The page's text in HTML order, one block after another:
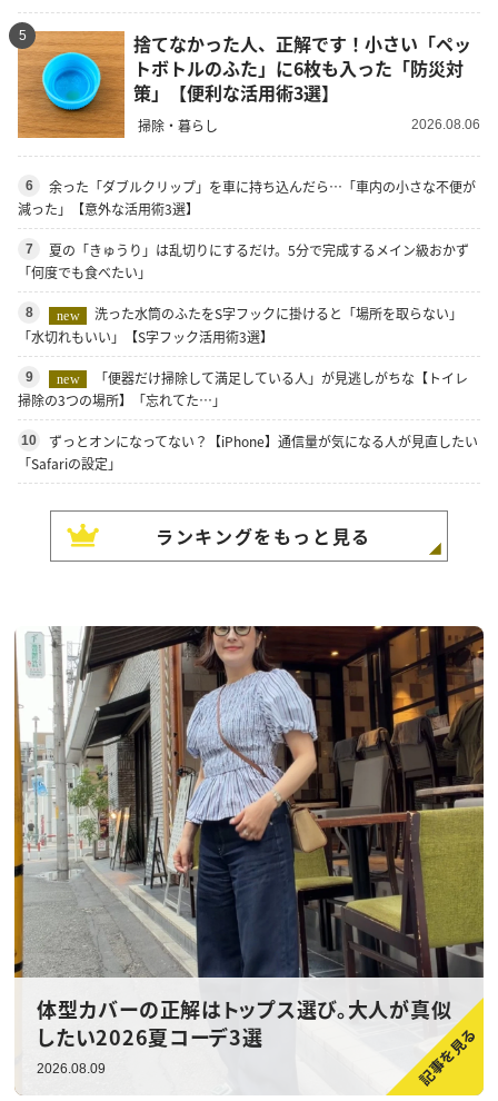
5
捨てなかった人、正解です！小さい「ペッ
トボトルのふた」に6枚も入った「防災対
策」【便利な活用術3選】
掃除・暮らし 2026.08.06
6
余った「ダブルクリップ」を車に持ち込んだら…「車内の小さな不便が
減った」【意外な活用術3選】
7
夏の「きゅうり」は乱切りにするだけ。5分で完成するメイン級おかず
「何度でも食べたい」
8 new
洗った水筒のふたをS字フックに掛けると「場所を取らない」
「水切れもいい」【S字フック活用術3選】
9 new
「便器だけ掃除して満足している人」が見逃しがちな【トイレ
掃除の3つの場所】「忘れてた…」
10
ずっとオンになってない？【iPhone】通信量が気になる人が見直したい
「Safariの設定」
ランキングをもっと見る
体型カバーの正解はトップス選び。大人が真似
したい2026夏コーデ3選
2026.08.09